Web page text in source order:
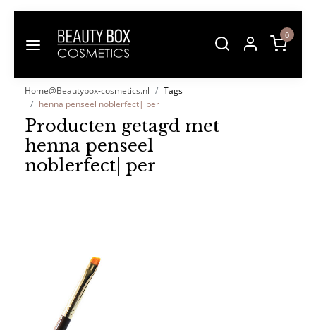
0
Home@Beautybox-cosmetics.nl
Tags
henna penseel noblerfect| per
Producten getagd met
henna penseel
noblerfect| per